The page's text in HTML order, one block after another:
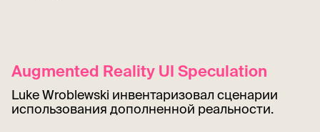
Augmented Reality UI Speculation
Luke Wroblewski инвентаризовал сценарии
использования дополненной реальности.